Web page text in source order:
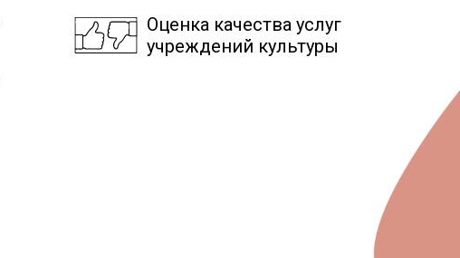
Оценка качества услуг
учреждений культуры